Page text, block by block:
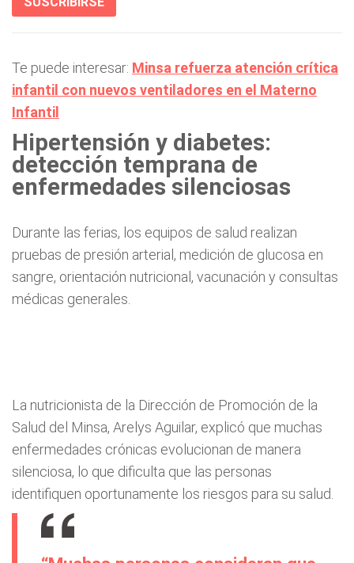
Te puede interesar: Minsa refuerza atención crítica
infantil con nuevos ventiladores en el Materno
Infantil
Hipertensión y diabetes:
detección temprana de
enfermedades silenciosas
Durante las ferias, los equipos de salud realizan
pruebas de presión arterial, medición de glucosa en
sangre, orientación nutricional, vacunación y consultas
médicas generales.
La nutricionista de la Dirección de Promoción de la
Salud del Minsa, Arelys Aguilar, explicó que muchas
enfermedades crónicas evolucionan de manera
silenciosa, lo que dificulta que las personas
identifiquen oportunamente los riesgos para su salud.